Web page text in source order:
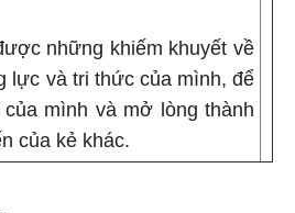
những khiếm khuyết về
lực và tri thức của mình, để
mình và mở lòng thành
của kẻ khác.